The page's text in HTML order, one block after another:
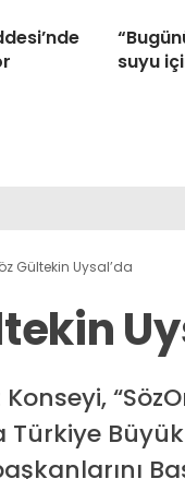
suyu
Gültekin Uysal’da
Türkiye